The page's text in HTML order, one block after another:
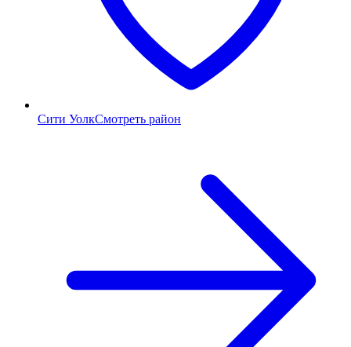
Сити УолкСмотреть район